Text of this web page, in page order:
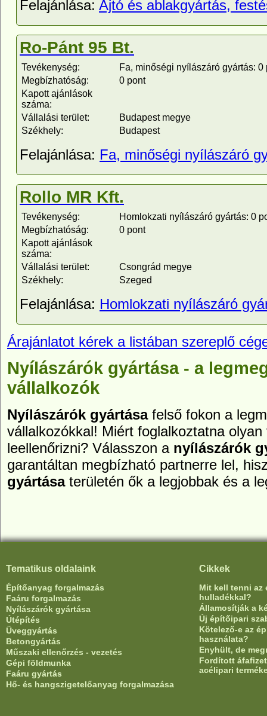
Felajánlása: Ajtó és ablakgyártás,
Ro-Pánt 95 Bt.
Tevékenység:
Fa, minőségi nyílászáró gyártás: 0
Megbízhatóság:
0 pont
Kapott ajánlások
száma:
Vállalási terület:
Budapest megye
Székhely:
Budapest
Felajánlása: Fa, minőségi nyílászáró
Rollo MR Kft.
Tevékenység:
Homlokzati nyílászáró gyártás: 0
Megbízhatóság:
0 pont
Kapott ajánlások
száma:
Vállalási terület:
Csongrád megye
Székhely:
Szeged
Felajánlása: Homlokzati nyílászáró
Árajánlatot kérek a listában szereplő
Nyílászárók gyártása - a
vállalkozók
Nyílászárók gyártásafelső fokon a
vállalkozókkal! Miért foglalkoztatna
leellenőrizni? Válasszon a nyílászárók
garantáltan megbízható partnerre lel,
gyártásaterületén ők a legjobbak és a
Tematikus oldalaink
Építőanyag forgalmazás
Faáru forgalmazás
Nyílászárók gyártása
Útépítés
Üveggyártás
Betongyártás
Műszaki ellenőrzés - vezetés
Gépi földmunka
Faáru gyártás
Hő- és hangszigetelőanyag forgalmazása
Cikkek
Mit kell tenni az
hulladékkal?
Államosítják a
Új építőipari
Kötelező-e az
használata?
Enyhült, de
Fordított
acélipari